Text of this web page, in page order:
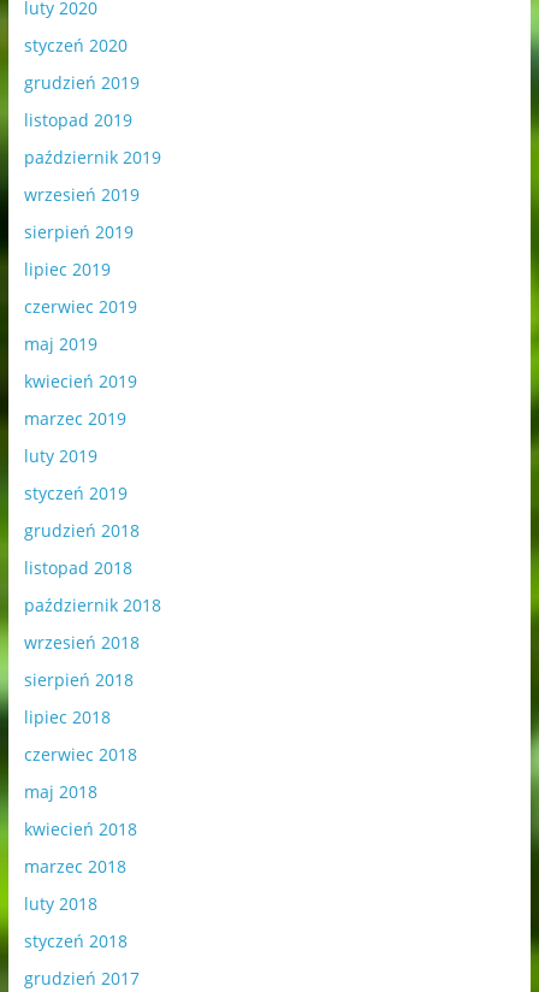
luty 2020
styczeń 2020
grudzień 2019
listopad 2019
październik 2019
wrzesień 2019
sierpień 2019
lipiec 2019
czerwiec 2019
maj 2019
kwiecień 2019
marzec 2019
luty 2019
styczeń 2019
grudzień 2018
listopad 2018
październik 2018
wrzesień 2018
sierpień 2018
lipiec 2018
czerwiec 2018
maj 2018
kwiecień 2018
marzec 2018
luty 2018
styczeń 2018
grudzień 2017